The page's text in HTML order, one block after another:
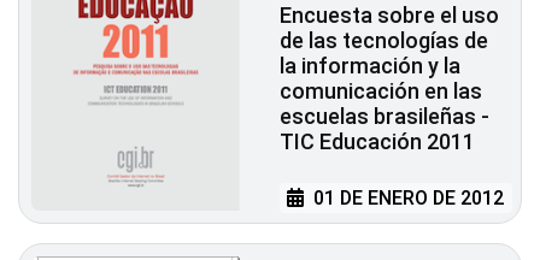
Encuesta sobre el uso
de las tecnologías de
la información y la
comunicación en las
escuelas brasileñas -
TIC Educación 2011
01 DE ENERO DE 2012